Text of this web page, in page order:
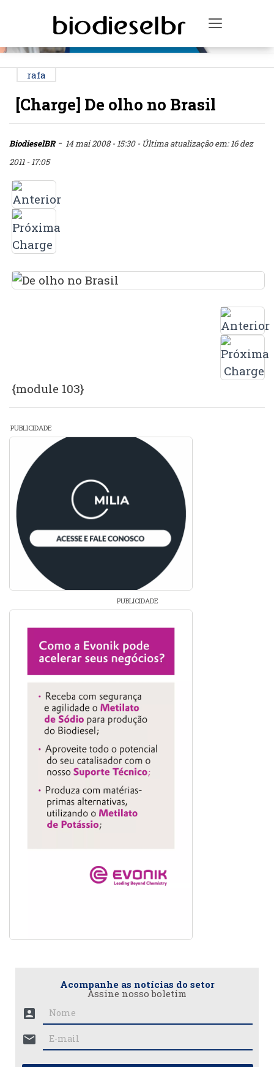
Toggle
rafa
[Charge] De olho no Brasil
BiodieselBR- 14 mai 2008 - 15:30 - Última atualização em: 16 dez
2011 - 17:05
{module 103}
PUBLICIDADE
PUBLICIDADE
Acompanhe as notícias do setor
Assine nosso boletim
account_box
mail